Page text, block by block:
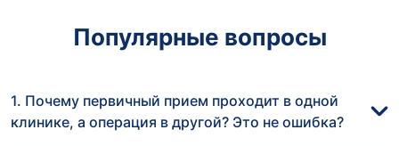
Популярные вопросы
1. Почему первичный прием проходит в одной
клинике, а операция в другой? Это не ошибка?